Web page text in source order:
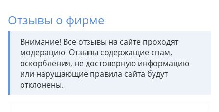
Отзывы о фирме
Внимание! Все отзывы на сайте проходят
модерацию. Отзывы содержащие спам,
оскорбления, не достоверную информацию
или нарущающие правила сайта будут
отклонены.